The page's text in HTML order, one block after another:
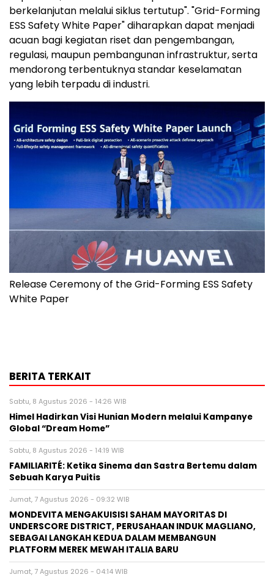
berkelanjutan melalui siklus tertutup". "Grid-Forming
ESS Safety White Paper" diharapkan dapat menjadi
acuan bagi kegiatan riset dan pengembangan,
regulasi, maupun pembangunan infrastruktur, serta
mendorong terbentuknya standar keselamatan
yang lebih terpadu di industri.
Release Ceremony of the Grid-Forming ESS Safety
White Paper
BERITA TERKAIT
Sabtu, 8 Agustus 2026 - 14:26 WIB
Himel Hadirkan Visi Hunian Modern melalui Kampanye
Global “Dream Home”
Sabtu, 8 Agustus 2026 - 14:19 WIB
FAMILIARITÉ: Ketika Sinema dan Sastra Bertemu dalam
Sebuah Karya Puitis
Jumat, 7 Agustus 2026 - 09:32 WIB
MONDEVITA MENGAKUISISI SAHAM MAYORITAS DI
UNDERSCORE DISTRICT, PERUSAHAAN INDUK MAGLIANO,
SEBAGAI LANGKAH KEDUA DALAM MEMBANGUN
PLATFORM MEREK MEWAH ITALIA BARU
Jumat, 7 Agustus 2026 - 04:14 WIB